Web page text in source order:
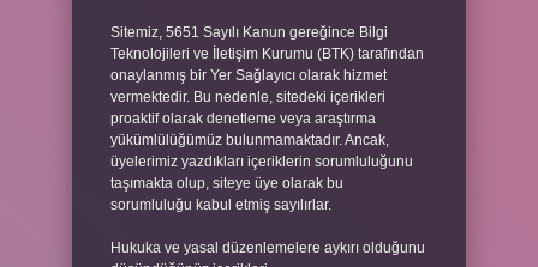
Sitemiz, 5651 Sayılı Kanun gereğince Bilgi
Teknolojileri ve İletişim Kurumu (BTK) tarafından
onaylanmış bir Yer Sağlayıcı olarak hizmet
vermektedir. Bu nedenle, sitedeki içerikleri
proaktif olarak denetleme veya araştırma
yükümlülüğümüz bulunmamaktadır. Ancak,
üyelerimiz yazdıkları içeriklerin sorumluluğunu
taşımakta olup, siteye üye olarak bu
sorumluluğu kabul etmiş sayılırlar.
Hukuka ve yasal düzenlemelere aykırı olduğunu